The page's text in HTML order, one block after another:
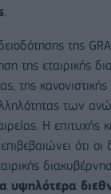
.
της
της εταιρικής
της
των
Η επιτυχής
ότι οι
υψηλότερα